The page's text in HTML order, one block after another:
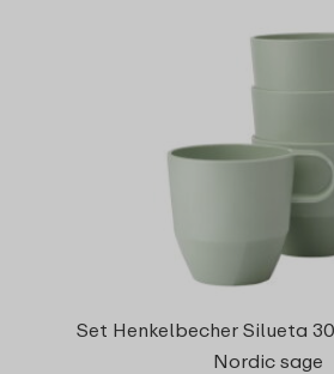
Set Henkelbecher Silueta
Nordic sage